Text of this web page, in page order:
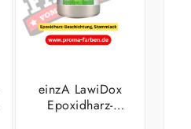
einzA LawiDox
Epoxidharz-